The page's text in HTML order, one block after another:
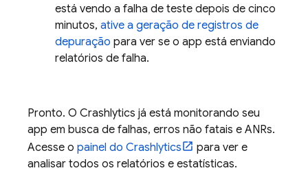
está vendo a falha de teste depois de cinco
minutos, ative a geração de registros de
depuração para ver se o app está enviando
relatórios de falha.
Pronto. O Crashlytics já está monitorando seu
app em busca de falhas, erros não fatais e ANRs.
Acesse o painel do Crashlytics
para ver e
analisar todos os relatórios e estatísticas.